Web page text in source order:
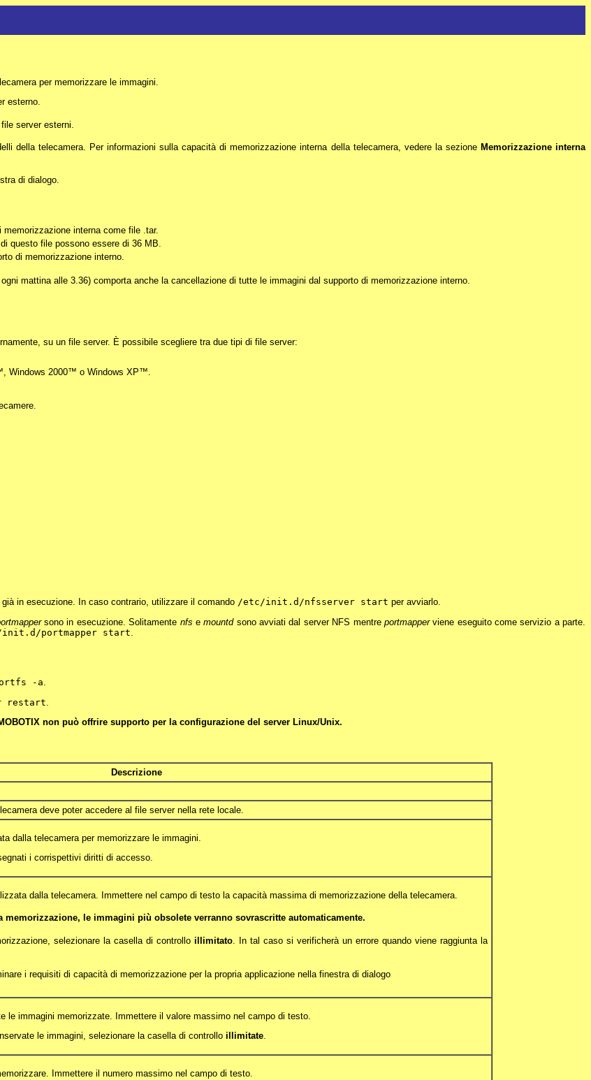
per memorizzare le immagini.
esterno.
server esterni.
della telecamera. Per informazioni sulla capacità di memorizzazione interna della telecamera, vedere la sezione Memorizzazione interna
di dialogo.
interna come file .tar.
questo file possono essere di 36 MB.
di memorizzazione interno.
mattina alle 3.36) comporta anche la cancellazione di tutte le immagini dal supporto di memorizzazione interno.
su un file server. È possibile scegliere tra due tipi di file server:
Windows 2000™ o Windows XP™.
in esecuzione. In caso contrario, utilizzare il comando /etc/init.d/nfsserver start per avviarlo.
sono in esecuzione. Solitamente nfs emountdsono avviati dal server NFS mentre portmapperviene eseguito come servizio a parte.
portmapper start
-a.
restart
non può offrire supporto per la configurazione del server Linux/Unix.
Descrizione
deve poter accedere al file server nella rete locale.
dalla telecamera per memorizzare le immagini.
i corrispettivi diritti di accesso.
dalla telecamera. Immettere nel campo di testo la capacità massima di memorizzazione della telecamera.
le immagini più obsolete verranno sovrascritte automaticamente.
selezionare la casella di controllo illimitato . In tal caso si verificherà un errore quando viene raggiunta la
i requisiti di capacità di memorizzazione per la propria applicazione nella finestra di dialogo
le immagini memorizzate. Immettere il valore massimo nel campo di testo.
le immagini, selezionare la casella di controllo illimitate.
Immettere il numero massimo nel campo di testo.